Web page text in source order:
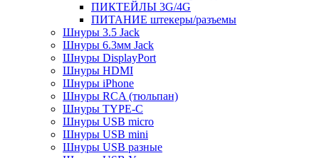
ПИКТЕЙЛЫ 3G/4G
ПИТАНИЕ штекеры/разъемы
Шнуры 3.5 Jack
Шнуры 6.3мм Jack
Шнуры DisplayPort
Шнуры HDMI
Шнуры iPhone
Шнуры RCA (тюльпан)
Шнуры TYPE-C
Шнуры USB micro
Шнуры USB mini
Шнуры USB разные